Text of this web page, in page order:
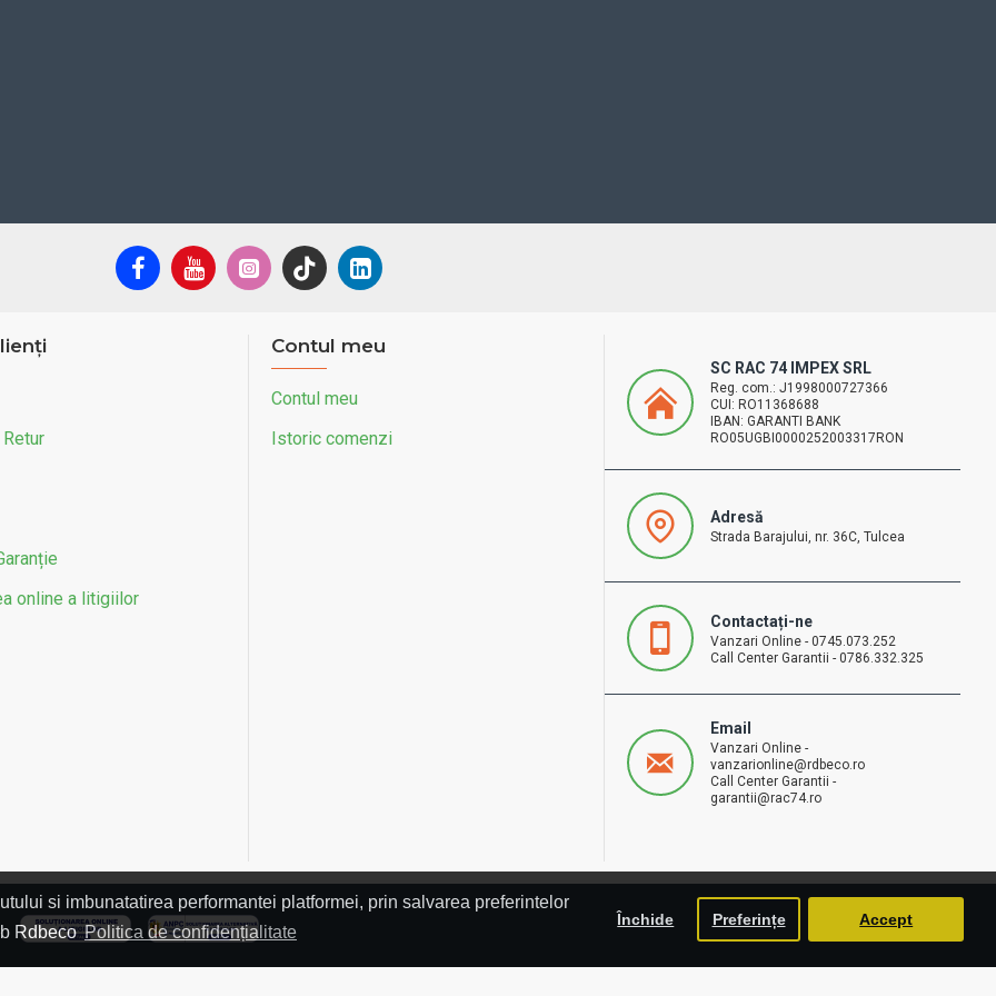
si imbunatatirea performantei platformei, prin salvarea preferintelor
RdbecoPolitica de confidențialitate
Închide Preferințe Accept
online a litigiilor
Contul meu
Contul meu
Istoric comenzi
SC RAC 74 IMPEX SRL
Reg. com.: J1998000727366
CUI: RO11368688
IBAN: GARANTI BANK
RO05UGBI0000252003317RON
Adresă
Strada Barajului, nr. 36C, Tulcea
Contactați-ne
Vanzari Online - 0745.073.252
Call Center Garantii - 0786.332.325
Email
Vanzari Online -
vanzarionline@rdbeco.ro
Call Center Garantii -
garantii@rac74.ro